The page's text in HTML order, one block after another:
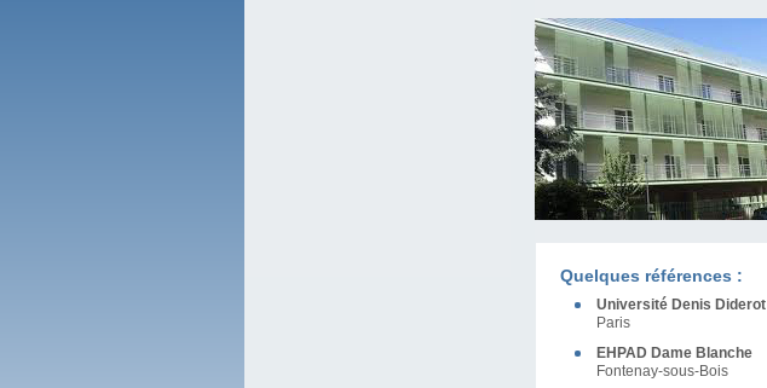
Quelques références :
Université Denis Diderot
Paris
EHPAD Dame Blanche
Fontenay-sous-Bois